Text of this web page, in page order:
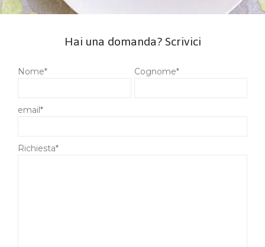
Hai una domanda? Scrivici
Nome* Cognome*
email*
Richiesta*